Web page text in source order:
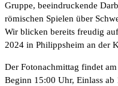
Gruppe, beeindruckende
römischen Spielen über
Wir blicken bereits freudig
2024 in Philippsheim an der
Der Fotonachmittag findet
Beginn 15:00 Uhr, Einlass